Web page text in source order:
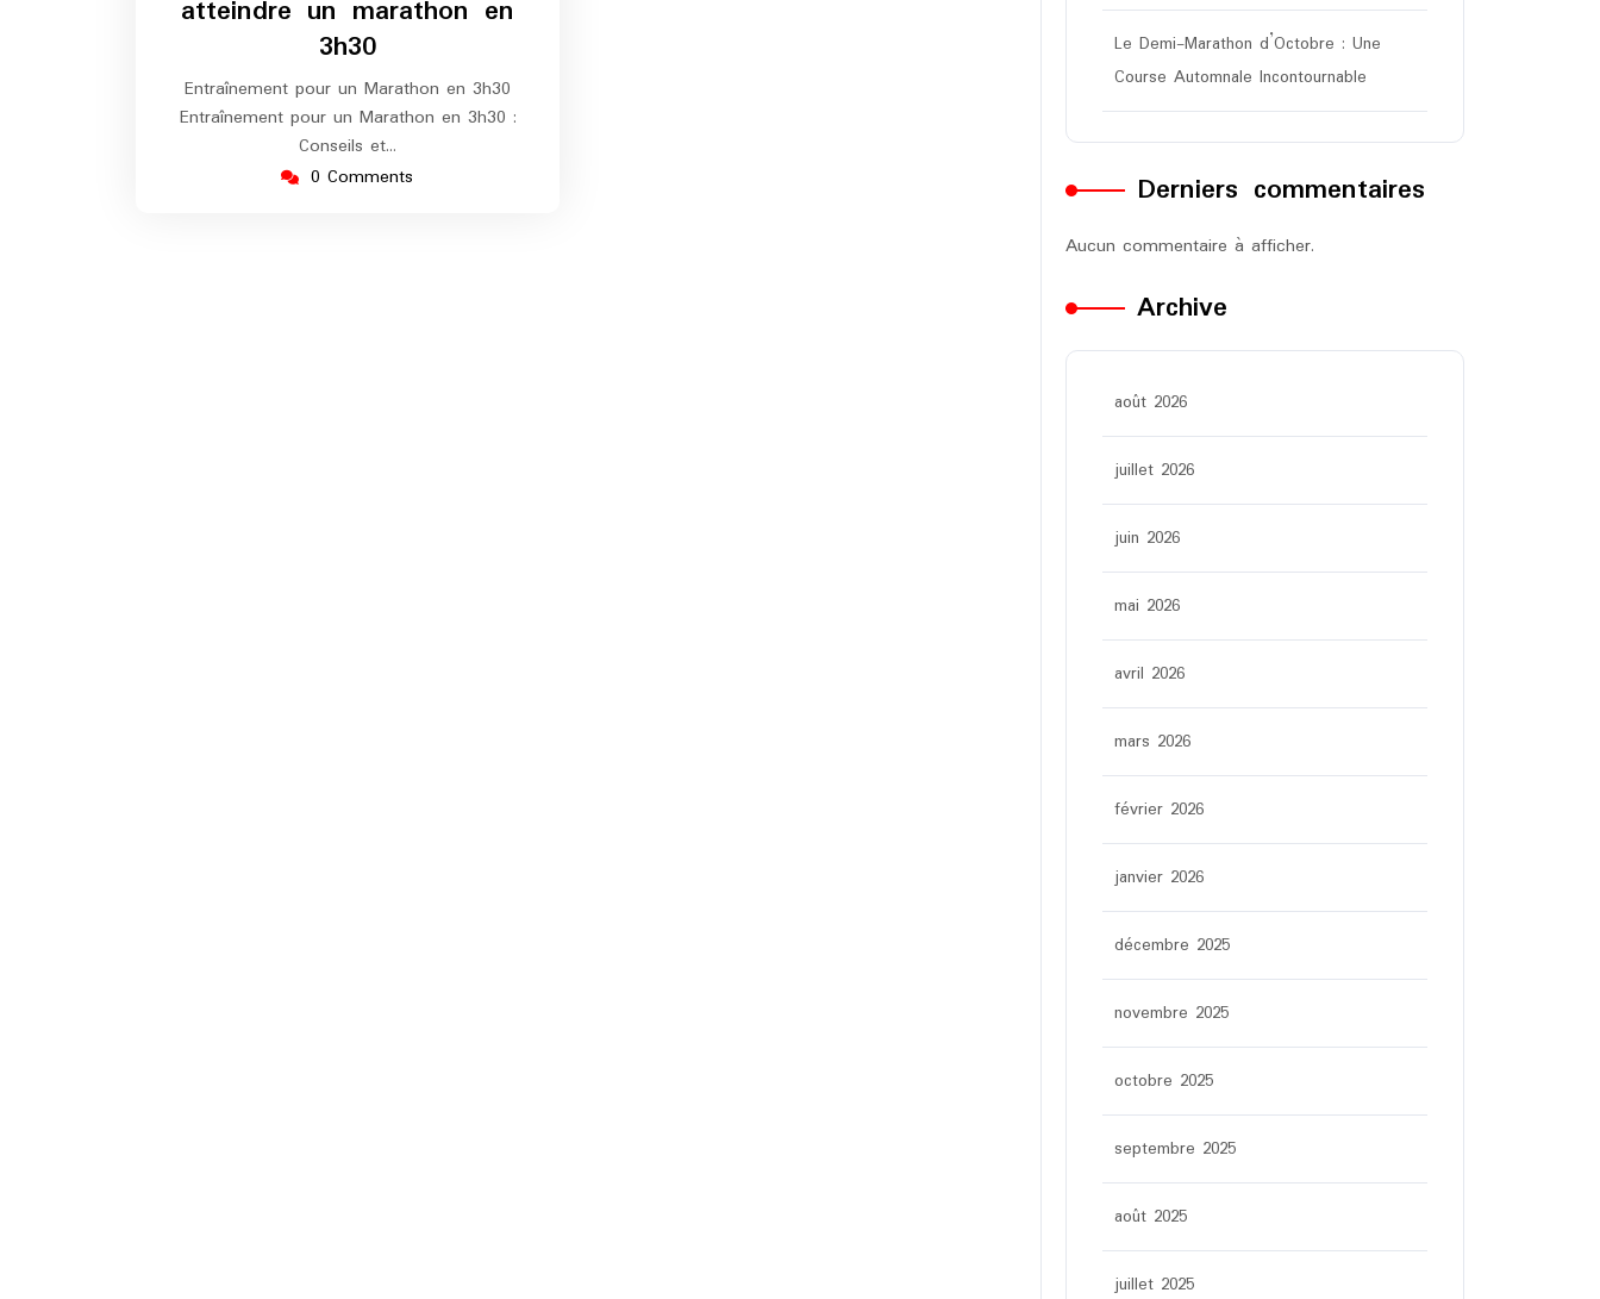
atteindre un marathon en
3h30
Entraînement pour un Marathon en 3h30
Entraînement pour un Marathon en 3h30 :
Conseils et…
0 Comments
Le Demi-Marathon d’Octobre : Une
Course Automnale Incontournable
Derniers commentaires
Aucun commentaire à afficher.
Archive
août 2026
juillet 2026
juin 2026
mai 2026
avril 2026
mars 2026
février 2026
janvier 2026
décembre 2025
novembre 2025
octobre 2025
septembre 2025
août 2025
juillet 2025